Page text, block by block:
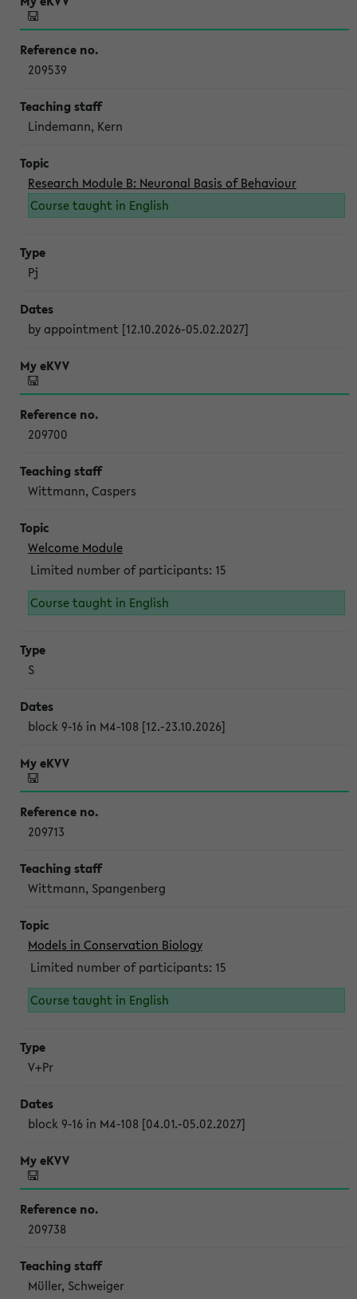
209539
Lindemann, Kern
Research Module B: Neuronal Basis of Behaviour
Course taught in English
Pj
by appointment [12.10.2026-05.02.2027]
209700
Wittmann, Caspers
Welcome Module
Limited number of participants: 15
Course taught in English
S
block 9-16 in M4-108 [12.-23.10.2026]
209713
Wittmann, Spangenberg
Models in Conservation Biology
Limited number of participants: 15
Course taught in English
V+Pr
block 9-16 in M4-108 [04.01.-05.02.2027]
209738
Müller, Schweiger